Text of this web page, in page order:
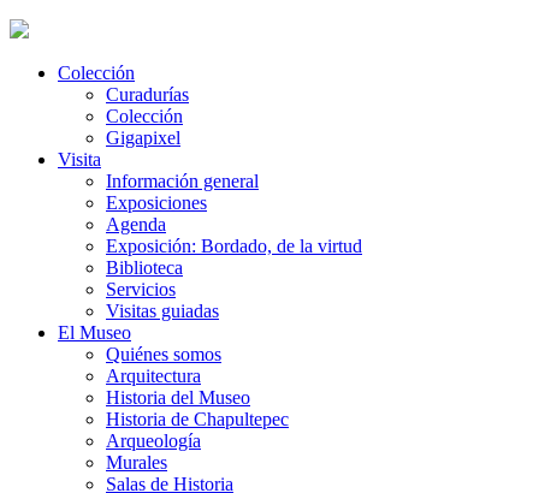
Colección
Curadurías
Colección
Gigapixel
Visita
Información general
Exposiciones
Agenda
Exposición: Bordado, de la virtud
Biblioteca
Servicios
Visitas guiadas
El Museo
Quiénes somos
Arquitectura
Historia del Museo
Historia de Chapultepec
Arqueología
Murales
Salas de Historia